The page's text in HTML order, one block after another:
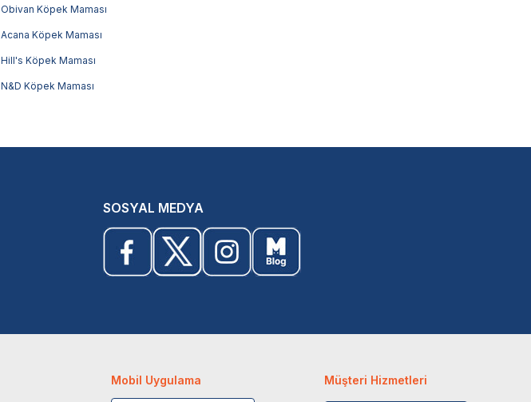
Obivan Köpek Maması
Acana Köpek Maması
Hill's Köpek Maması
N&D Köpek Maması
SOSYAL MEDYA
Mobil Uygulama Müşteri Hizmetleri